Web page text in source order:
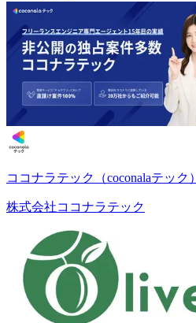
ココナラテック（coconalaテック）
株式会社ココナラテック